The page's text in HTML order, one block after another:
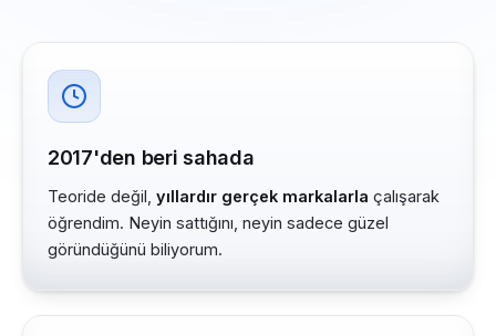
2017'den beri sahada
Teoride değil, yıllardır gerçek markalarla çalışarak
öğrendim. Neyin sattığını, neyin sadece güzel
göründüğünü biliyorum.